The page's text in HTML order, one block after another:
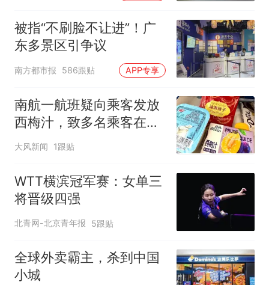
被指“不刷脸不让进”！广
东多景区引争议
南方都市报 586跟贴 APP专享
南航一航班疑向乘客发放
西梅汁，致多名乘客在飞
行途中排队上厕所！乘
厕所；客服回应：并非每
架飞机都会发放西梅汁
大风新闻 1跟贴
WTT横滨冠军赛：女单三
将晋级四强
北青网-北京青年报 5跟贴
全球外卖霸主，杀到中国
小城